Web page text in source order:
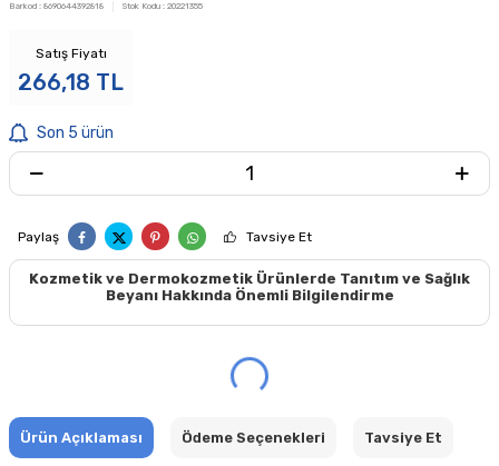
Barkod : 8690644392818 Stok Kodu : 20221355
Satış Fiyatı
266,18 TL
Son 5 ürün
Paylaş Tavsiye Et
Kozmetik ve Dermokozmetik Ürünlerde Tanıtım ve Sağlık
Beyanı Hakkında Önemli Bilgilendirme
Ürün Açıklaması Ödeme Seçenekleri Tavsiye Et